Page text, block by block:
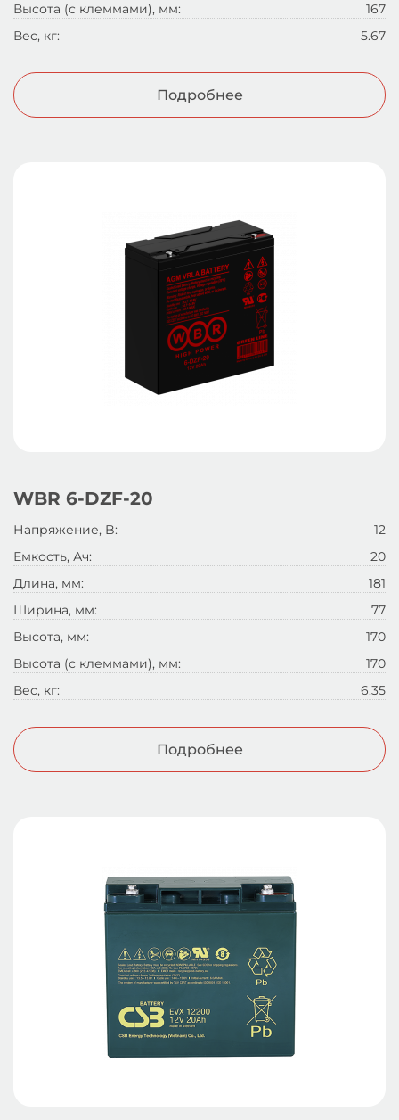
Высота (с клеммами), мм:
167
Вес, кг:
5.67
Подробнее
WBR 6-DZF-20
Напряжение, B:
12
Емкость, Ач:
20
Длина, мм:
181
Ширина, мм:
77
Высота, мм:
170
Высота (с клеммами), мм:
170
Вес, кг:
6.35
Подробнее